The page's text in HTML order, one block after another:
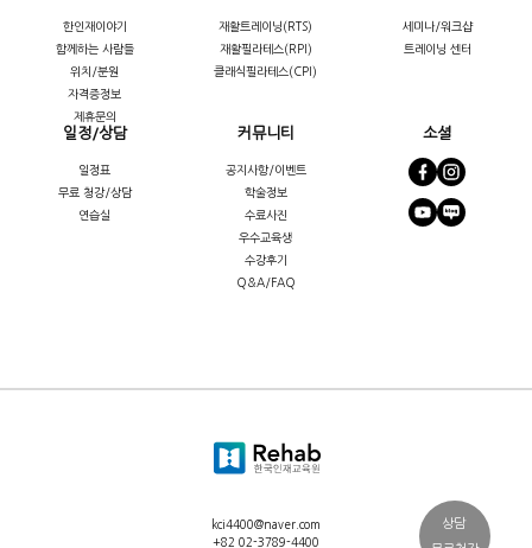
한인재이야기
함께하는 사람들
위치/분원
자격증정보
제휴문의
재활트레이닝(RTS)
재활필라테스(RPI)
클래식필라테스(CPI)
세미나/워크샵
트레이닝 센터
일정/상담
일정표
무료 청강/상담
연습실
커뮤니티
공지사항/이벤트
학술정보
수료사진
우수교육생
수강후기
Q&A/FAQ
소셜
kci4400@naver.com
+82 02-3789-4400
상담